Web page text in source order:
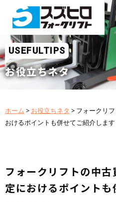
USEFULTIPS
お役立ちネタ
ホーム > お役立ちネタ > フォークリ
おけるポイントも併せてご紹介します
フォークリフトの中
定におけるポイント